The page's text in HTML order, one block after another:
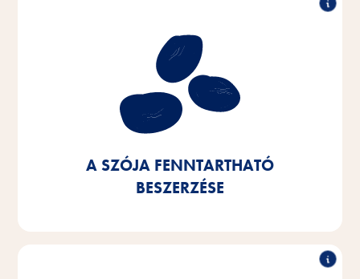
A SZÓJA FENNTARTHATÓ
BESZERZÉSE
A szója fenntartható beszerzése
Célunk, hogy a szóját európai eredetű vagy tanúsított
forrásból szerezzük be. Ezt 2025-re 100%-ban
szeretnénk elérni - ma már 90%-os szinten vagyunk.